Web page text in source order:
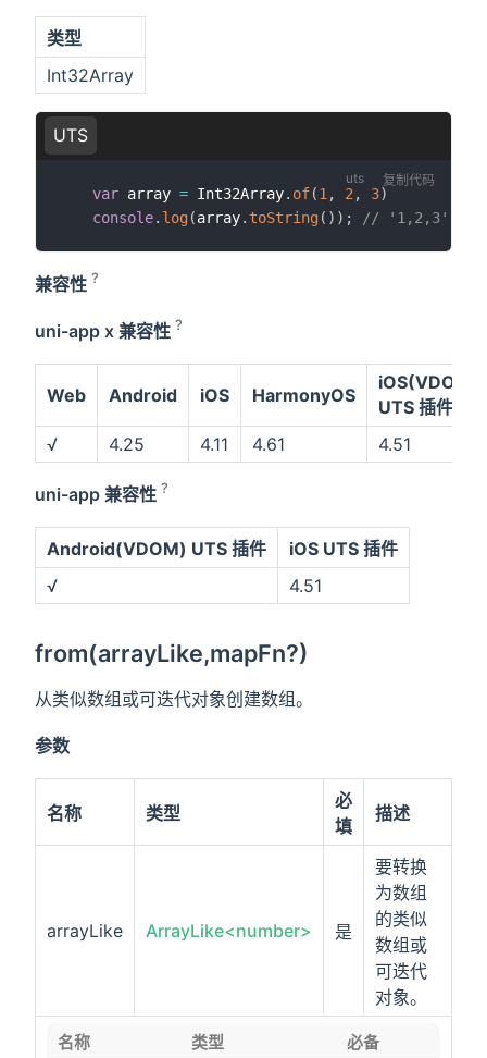
类型
Int32Array
UTS
var array = Int32Array. of(1 , 2 , 3)
console. log(array. toString( ) ) ; // '1,2,3'
复制代码
兼容性 ?
uni-app x 兼容性 ?
Web Android iOS HarmonyOS
iOS(VDOM)
UTS 插件
√
4.25 4.11 4.61 4.51
uni-app 兼容性 ?
Android(VDOM) UTS 插件
iOS UTS 插件
√
4.51
from(arrayLike,mapFn?)
从类似数组或可迭代对象创建数组。
参数
名称 类型
必
填
描述
arrayLike ArrayLike<number> 是
要转换
为数组
的类似
数组或
可迭代
对象。
名称 类型
必备